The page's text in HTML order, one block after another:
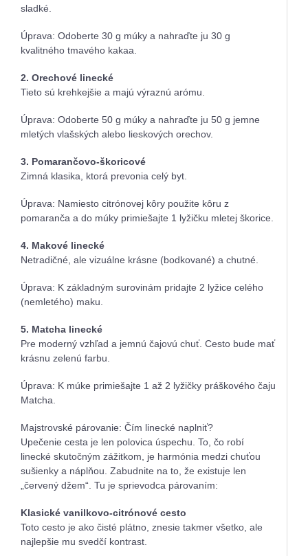
sladké.
Úprava: Odoberte 30 g múky a nahraďte ju 30 g
kvalitného tmavého kakaa.
2. Orechové linecké
Tieto sú krehkejšie a majú výraznú arómu.
Úprava: Odoberte 50 g múky a nahraďte ju 50 g jemne
mletých vlašských alebo lieskových orechov.
3. Pomarančovo-škoricové
Zimná klasika, ktorá prevonia celý byt.
Úprava: Namiesto citrónovej kôry použite kôru z
pomaranča a do múky primiešajte 1 lyžičku mletej škorice.
4. Makové linecké
Netradičné, ale vizuálne krásne (bodkované) a chutné.
Úprava: K základným surovinám pridajte 2 lyžice celého
(nemletého) maku.
5. Matcha linecké
Pre moderný vzhľad a jemnú čajovú chuť. Cesto bude mať
krásnu zelenú farbu.
Úprava: K múke primiešajte 1 až 2 lyžičky práškového čaju
Matcha.
Majstrovské párovanie: Čím linecké naplniť?
Upečenie cesta je len polovica úspechu. To, čo robí
linecké skutočným zážitkom, je harmónia medzi chuťou
sušienky a náplňou. Zabudnite na to, že existuje len
„červený džem“. Tu je sprievodca párovaním:
Klasické vanilkovo-citrónové cesto
Toto cesto je ako čisté plátno, znesie takmer všetko, ale
najlepšie mu svedčí kontrast.